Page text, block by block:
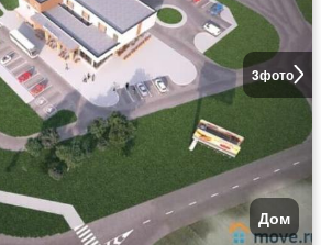
3фото
Дом